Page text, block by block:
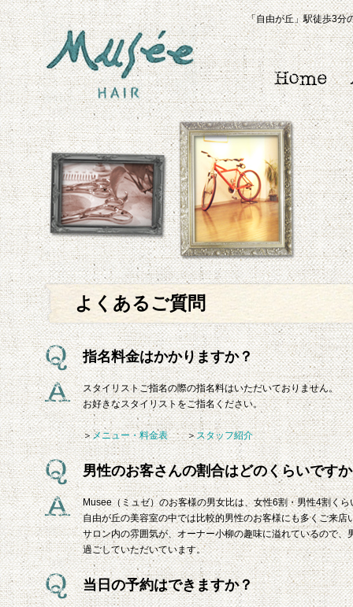
「自由が丘」駅徒歩3分
よくあるご質問
指名料金はかかりますか？
スタイリストご指名の際の指名料はいただいておりません。
お好きなスタイリストをご指名ください。
＞メニュー・料金表＞スタッフ紹介
男性のお客さんの割合はどのくらいです
Musee（ミュゼ）のお客様の男女比は、女性6割・男性4割くら
自由が丘の美容室の中では比較的男性のお客様にも多くご来店
サロン内の雰囲気が、オーナー小柳の趣味に溢れているので、
過ごしていただいています。
当日の予約はできますか？